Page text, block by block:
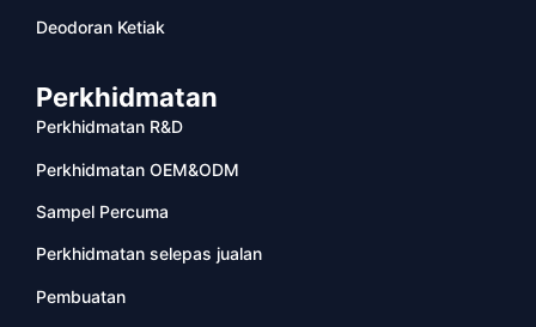
Deodoran Ketiak
Perkhidmatan
Perkhidmatan R&D
Perkhidmatan OEM&ODM
Sampel Percuma
Perkhidmatan selepas jualan
Pembuatan